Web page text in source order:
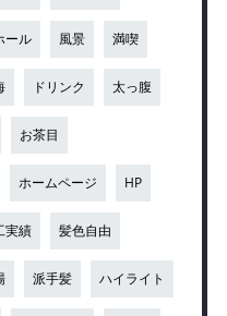
ール 風景 満喫
ドリンク 太っ腹
お茶目
ホームページ HP
実績 髪色自由
派手髪 ハイライト